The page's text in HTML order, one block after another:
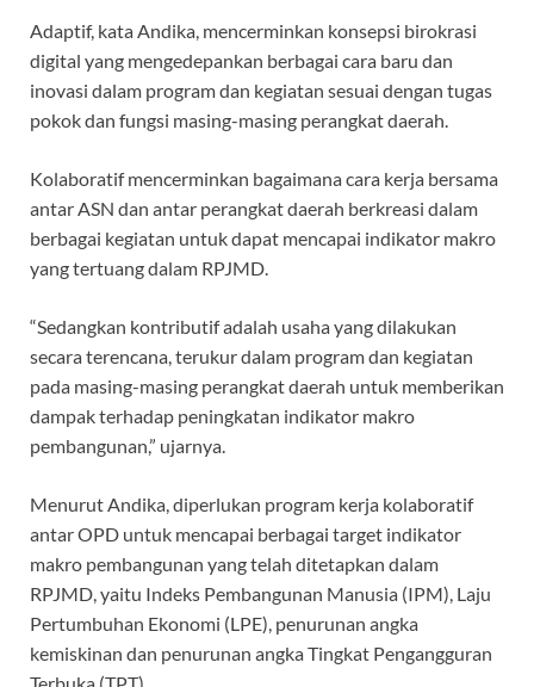
Adaptif, kata Andika, mencerminkan konsepsi birokrasi
digital yang mengedepankan berbagai cara baru dan
inovasi dalam program dan kegiatan sesuai dengan tugas
pokok dan fungsi masing-masing perangkat daerah.
Kolaboratif mencerminkan bagaimana cara kerja bersama
antar ASN dan antar perangkat daerah berkreasi dalam
berbagai kegiatan untuk dapat mencapai indikator makro
yang tertuang dalam RPJMD.
“Sedangkan kontributif adalah usaha yang dilakukan
secara terencana, terukur dalam program dan kegiatan
pada masing-masing perangkat daerah untuk memberikan
dampak terhadap peningkatan indikator makro
pembangunan,” ujarnya.
Menurut Andika, diperlukan program kerja kolaboratif
antar OPD untuk mencapai berbagai target indikator
makro pembangunan yang telah ditetapkan dalam
RPJMD, yaitu Indeks Pembangunan Manusia (IPM), Laju
Pertumbuhan Ekonomi (LPE), penurunan angka
kemiskinan dan penurunan angka Tingkat Pengangguran